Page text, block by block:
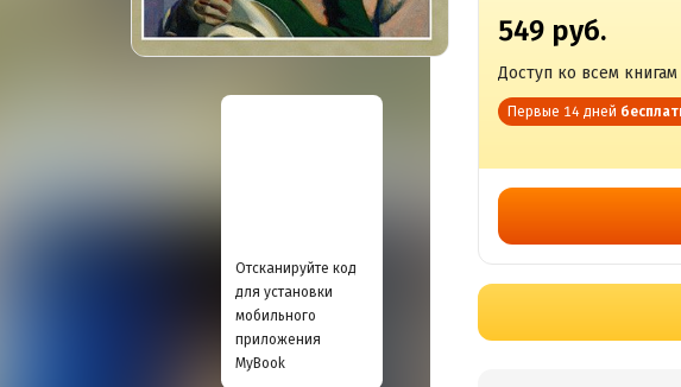
Отсканируйте код
для установки
мобильного
приложения
MyBook
549 руб.
Доступ ко всем
Первые 14 дней